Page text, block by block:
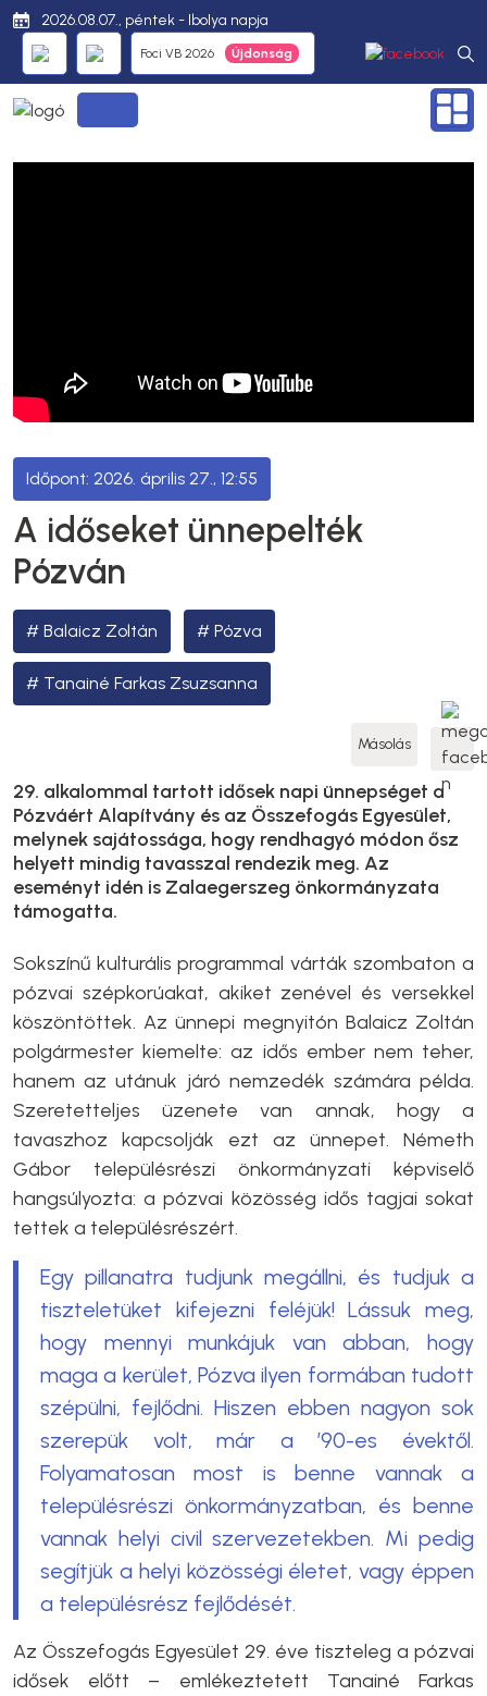
2026.08.07., péntek - Ibolya napja
Foci VB 2026
2026. április 27., 12:55
A időseket ünnepelték
Pózván
Balaicz Zoltán Pózva
Tanainé Farkas Zsuzsanna
Másolás
29. alkalommal tartott idősek napi ünnepséget a
Pózváért Alapítvány és az Összefogás Egyesület,
melynek sajátossága, hogy rendhagyó módon ősz
helyett mindig tavasszal rendezik meg. Az
eseményt idén is Zalaegerszeg önkormányzata
támogatta.
Sokszínű kulturális programmal várták szombaton a
pózvai szépkorúakat, akiket zenével és versekkel
köszöntöttek. Az ünnepi megnyitón Balaicz Zoltán
polgármester kiemelte: az idős ember nem teher,
hanem az utánuk járó nemzedék számára példa.
Szeretetteljes üzenete van annak, hogy a
tavaszhoz kapcsolják ezt az ünnepet. Németh
Gábor településrészi önkormányzati képviselő
hangsúlyozta: a pózvai közösség idős tagjai sokat
tettek a településrészért.
Egy pillanatra tudjunk megállni, és tudjuk a
tiszteletüket kifejezni feléjük! Lássuk meg,
hogy mennyi munkájuk van abban, hogy
maga a kerület, Pózva ilyen formában tudott
szépülni, fejlődni. Hiszen ebben nagyon sok
szerepük volt, már a ’90-es évektől.
Folyamatosan most is benne vannak a
településrészi önkormányzatban, és benne
vannak helyi civil szervezetekben. Mi pedig
segítjük a helyi közösségi életet, vagy éppen
a településrész fejlődését.
Az Összefogás Egyesület 29. éve tiszteleg a pózvai
idősek előtt – emlékeztetett Tanainé Farkas